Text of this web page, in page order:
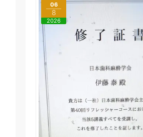
06
8
2026